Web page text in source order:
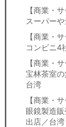
【商業・
スーパー
【商業・
コンビニ4
【商業・
宝林茶室
台湾
【商業・
眼鏡製造
出店／台湾